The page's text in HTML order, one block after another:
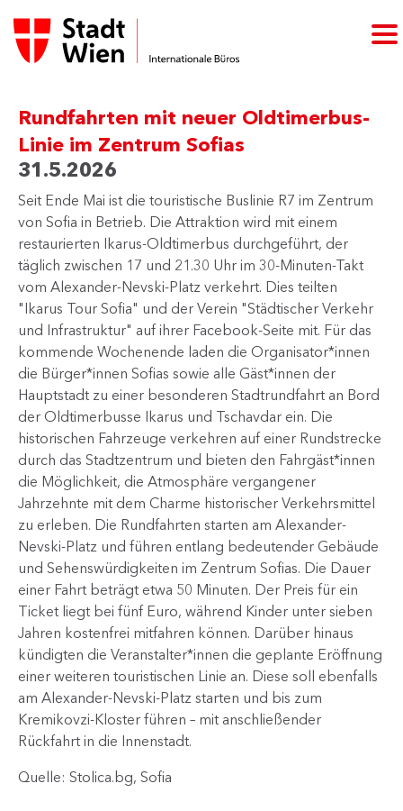
Rundfahrten mit neuer Oldtimerbus-
Linie im Zentrum Sofias
31.5.2026
Seit Ende Mai ist die touristische Buslinie R7 im Zentrum
von Sofia in Betrieb. Die Attraktion wird mit einem
restaurierten Ikarus-Oldtimerbus durchgeführt, der
täglich zwischen 17 und 21.30 Uhr im 30-Minuten-Takt
vom Alexander-Nevski-Platz verkehrt. Dies teilten
"Ikarus Tour Sofia" und der Verein "Städtischer Verkehr
und Infrastruktur" auf ihrer Facebook-Seite mit. Für das
kommende Wochenende laden die Organisator*innen
die Bürger*innen Sofias sowie alle Gäst*innen der
Hauptstadt zu einer besonderen Stadtrundfahrt an Bord
der Oldtimerbusse Ikarus und Tschavdar ein. Die
historischen Fahrzeuge verkehren auf einer Rundstrecke
durch das Stadtzentrum und bieten den Fahrgäst*innen
die Möglichkeit, die Atmosphäre vergangener
Jahrzehnte mit dem Charme historischer Verkehrsmittel
zu erleben. Die Rundfahrten starten am Alexander-
Nevski-Platz und führen entlang bedeutender Gebäude
und Sehenswürdigkeiten im Zentrum Sofias. Die Dauer
einer Fahrt beträgt etwa 50 Minuten. Der Preis für ein
Ticket liegt bei fünf Euro, während Kinder unter sieben
Jahren kostenfrei mitfahren können. Darüber hinaus
kündigten die Veranstalter*innen die geplante Eröffnung
einer weiteren touristischen Linie an. Diese soll ebenfalls
am Alexander-Nevski-Platz starten und bis zum
Kremikovzi-Kloster führen – mit anschließender
Rückfahrt in die Innenstadt.
Quelle: Stolica.bg, Sofia